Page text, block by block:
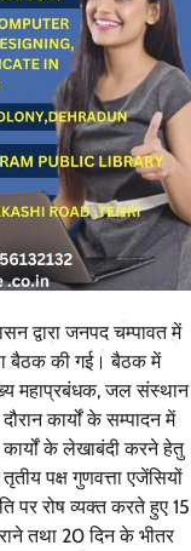
द्वारा जनपद चम्पावत में
बैठक की गई। बैठक में
महाप्रबंधक, जल संस्थान
कार्यों के सम्पादन में
के लेखाबंदी करने हेतु
पक्ष गुणवत्ता एजेंसियों
पर रोष व्यक्त करते हुए 15
तथा 20 दिन के भीतर